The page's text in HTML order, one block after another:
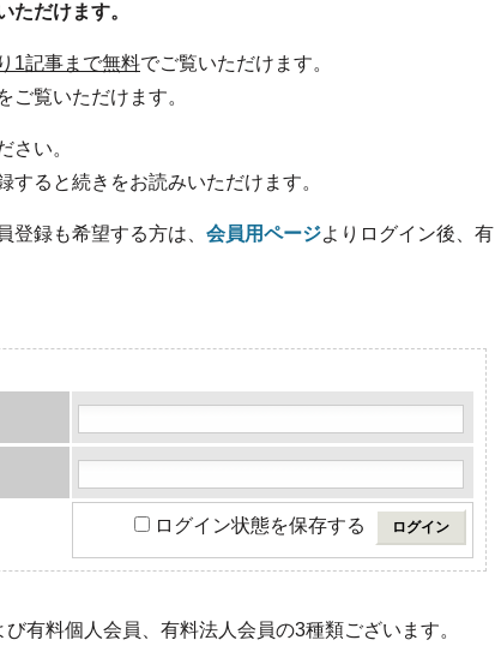
ただけます。
1記事まで無料でご覧いただけます。
ご覧いただけます。
さい。
すると続きをお読みいただけます。
登録も希望する方は、 会員用ページよりログイン後、有
ログイン状態を保存する
有料個人会員、有料法人会員の3種類ございます。